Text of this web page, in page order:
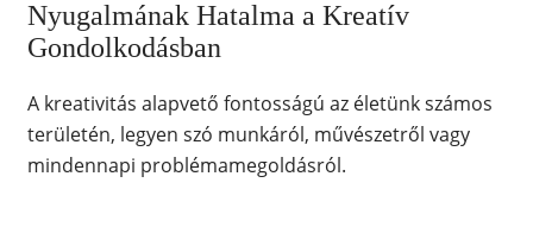
Nyugalmának Hatalma a Kreatív
Gondolkodásban
A kreativitás alapvető fontosságú az életünk számos
területén, legyen szó munkáról, művészetről vagy
mindennapi problémamegoldásról.